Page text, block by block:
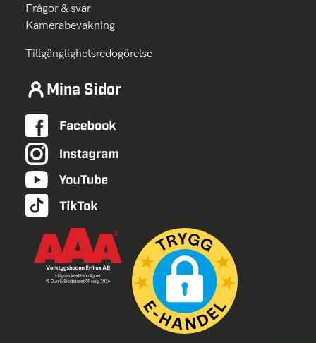
Frågor & svar
Kamerabevakning
Tillgänglighetsredogörelse
Mina Sidor